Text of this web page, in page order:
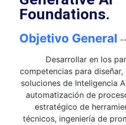
Foundations.
Objetivo General
Desarrollar en los
competencias para
soluciones de Inteligencia
automatización de
estratégico de
técnicos, ingeniería de